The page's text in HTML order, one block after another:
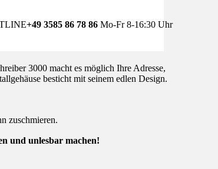
+49 3585 86 78 86 Mo-Fr 8-16:30 Uhr
3000 macht es möglich Ihre Adresse,
besticht mit seinem edlen Design.
zuschmieren.
und unlesbar machen!